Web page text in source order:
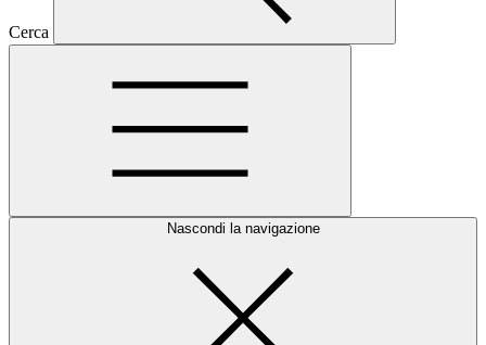
Cerca
Nascondi la navigazione